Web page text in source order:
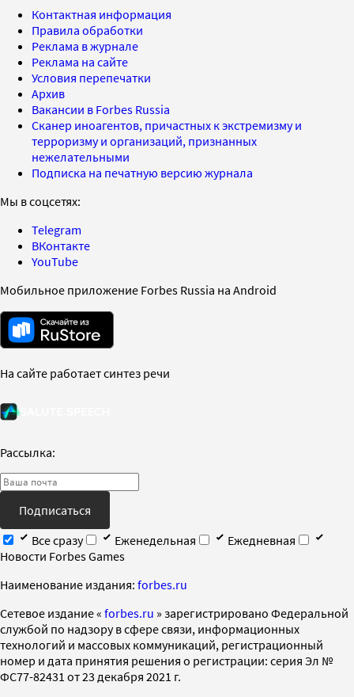
Контактная информация
Правила обработки
Реклама в журнале
Реклама на сайте
Условия перепечатки
Архив
Вакансии в Forbes Russia
Сканер иноагентов, причастных к экстремизму и
терроризму и организаций, признанных
нежелательными
Подписка на печатную версию журнала
Мы в соцсетях:
Telegram
ВКонтакте
YouTube
Мобильное приложение Forbes Russia на Android
На сайте работает синтез речи
Рассылка:
Подписаться
Все сразу
Еженедельная
Ежедневная
Новости Forbes Games
Наименование издания: forbes.ru
Cетевое издание « forbes.ru » зарегистрировано Федеральной
службой по надзору в сфере связи, информационных
технологий и массовых коммуникаций, регистрационный
номер и дата принятия решения о регистрации: серия Эл №
ФС77-82431 от 23 декабря 2021 г.